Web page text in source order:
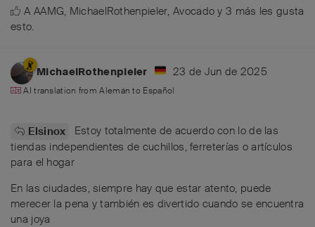
A AAMG, MichaelRothenpieler,Avocado y3 más les gusta
esto.
MichaelRothenpieler 23 de Jun de 2025
AI translation fromAlemán to Español
Elsinox
Estoy totalmente de acuerdo con lo de las
tiendas independientes de cuchillos, ferreterías o artículos
para el hogar
En las ciudades, siempre hay que estar atento, puede
merecer la pena y también es divertido cuando se encuentra
una joya